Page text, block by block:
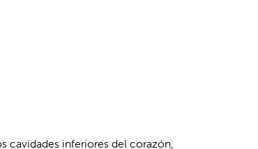
cavidades inferiores del corazón,